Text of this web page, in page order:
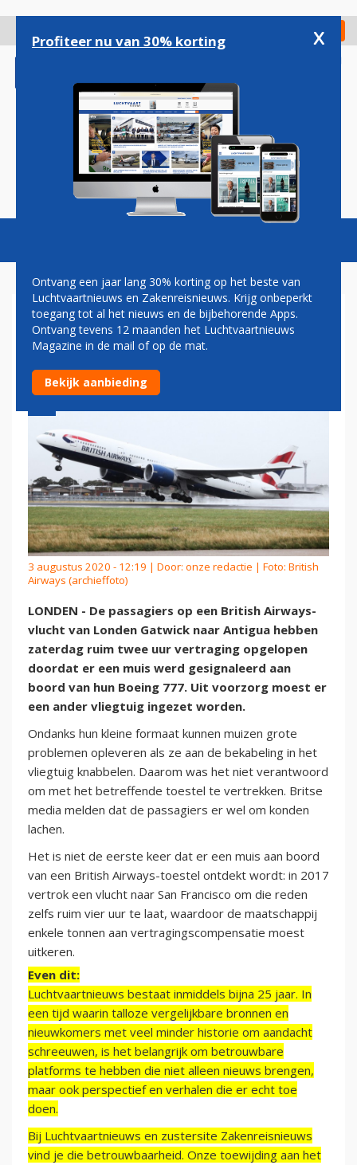
gaan
Check in
Magazine Podcasts Vacatures
MUIS IN BOEING 777 ZORGT
VOOR UREN VERTRAGING
3 augustus 2020 - 12:19 | Door: onze redactie | Foto: British
Airways (archieffoto)
LONDEN - De passagiers op een British Airways-
vlucht van Londen Gatwick naar Antigua hebben
zaterdag ruim twee uur vertraging opgelopen
doordat er een muis werd gesignaleerd aan
boord van hun Boeing 777. Uit voorzorg moest er
een ander vliegtuig ingezet worden.
Ondanks hun kleine formaat kunnen muizen grote
problemen opleveren als ze aan de bekabeling in het
vliegtuig knabbelen. Daarom was het niet verantwoord
om met het betreffende toestel te vertrekken. Britse
media melden dat de passagiers er wel om konden
lachen.
Het is niet de eerste keer dat er een muis aan boord
van een British Airways-toestel ontdekt wordt: in 2017
vertrok een vlucht naar San Francisco om die reden
zelfs ruim vier uur te laat, waardoor de maatschappij
enkele tonnen aan vertragingscompensatie moest
uitkeren.
Even dit:
Luchtvaartnieuws bestaat inmiddels bijna 25 jaar. In
een tijd waarin talloze vergelijkbare bronnen en
nieuwkomers met veel minder historie om aandacht
schreeuwen, is het belangrijk om betrouwbare
platforms te hebben die niet alleen nieuws brengen,
maar ook perspectief en verhalen die er echt toe
doen.
Bij Luchtvaartnieuws en zustersite Zakenreisnieuws
vind je die betrouwbaarheid. Onze toewijding aan het
Profiteer nu van 30% korting x
Ontvang een jaar lang 30% korting op het beste van
Luchtvaartnieuws en Zakenreisnieuws. Krijg onbeperkt
toegang tot al het nieuws en de bijbehorende Apps.
Ontvang tevens 12 maanden het Luchtvaartnieuws
Magazine in de mail of op de mat.
Bekijk aanbieding